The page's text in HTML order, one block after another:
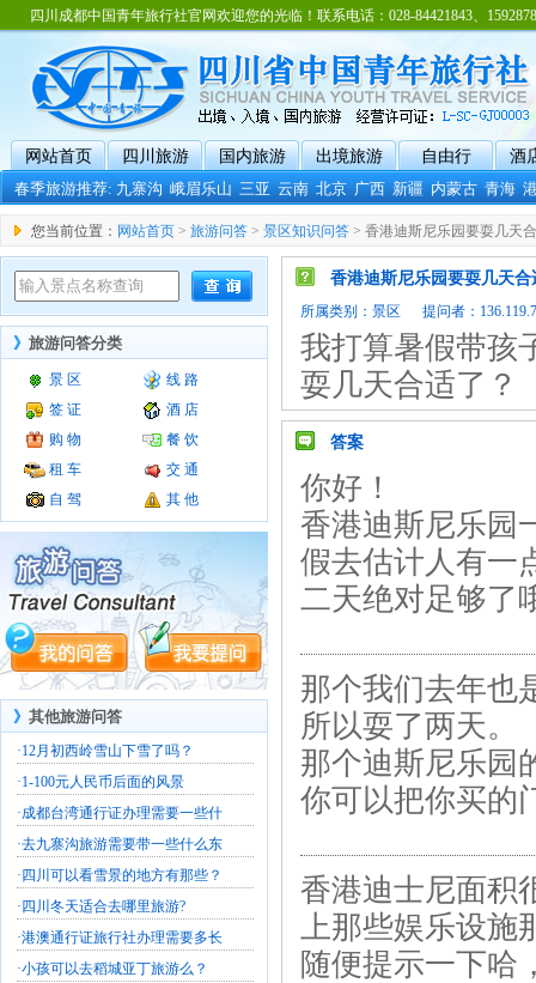
四川成都中国青年旅行社官网欢迎您的光临！联系电话：028-84421843、
网站首页 四川旅游 国内旅游 出境旅游 自由行
酒
春季旅游推荐:九寨沟 峨眉乐山 三亚 云南 北京 广西 新疆 内蒙古 青海
您当前位置： 网站首页 > 旅游问答 > 景区知识问答 > 香港迪斯尼乐园要耍几天
》 旅游问答分类
景 区
线 路
签 证
酒 店
购 物
餐 饮
租 车
交 通
自 驾
其 他
》 其他旅游问答
·12月初西岭雪山下雪了吗？
·1-100元人民币后面的风景
·成都台湾通行证办理需要一些什
·去九寨沟旅游需要带一些什么东
· 四川可以看雪景的地方有那些？
· 四川冬天适合去哪里旅游?
·港澳通行证旅行社办理需要多长
·小孩可以去稻城亚丁旅游么？
香港迪斯尼乐园要耍几天合
所属类别： 景区 提问者：
我打算暑假带孩
耍几天合适了？
答案
你好！
香港迪斯尼乐园
假去估计人有一
二天绝对足够了
那个我们去年也
所以耍了两天。
那个迪斯尼乐园
你可以把你买的
香港迪士尼面积
上那些娱乐设施
随便提示一下哈